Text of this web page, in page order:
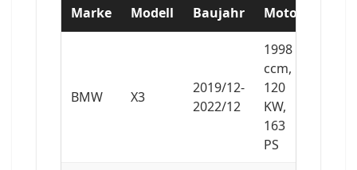
Marke Modell Baujahr Motor
BMW X3
2019/12-
2022/12
1998
ccm,
120
KW,
163
PS